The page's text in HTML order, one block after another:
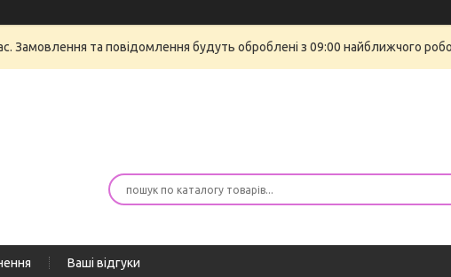
Замовлення та повідомлення будуть оброблені з 09:00 найближчого
Ваші відгуки